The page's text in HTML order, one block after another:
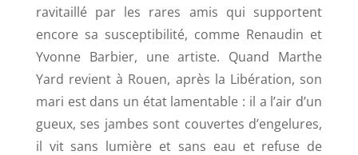
ravitaillé par les rares amis qui supportent
encore sa susceptibilité, comme Renaudin et
Yvonne Barbier, une artiste. Quand Marthe
Yard revient à Rouen, après la Libération, son
mari est dans un état lamentable : il a l’air d’un
gueux, ses jambes sont couvertes d’engelures,
il vit sans lumière et sans eau et refuse de